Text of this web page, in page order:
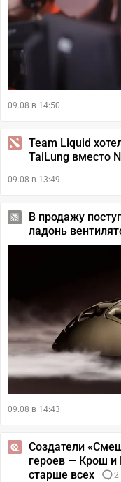
09.08 в 14:50
Team Liquid
TaiLung вместо
09.08 в 13:49
В продажу
ладонь
09.08 в 14:43
Создатели
героев — Крош
старше всех
2